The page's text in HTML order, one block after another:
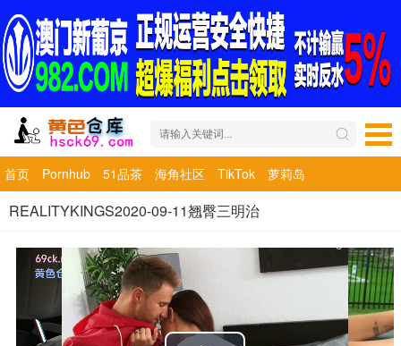
首页 Pornhub 51品茶 海角社区 TikTok 萝莉岛
REALITYKINGS2020-09-11翘臀三明治